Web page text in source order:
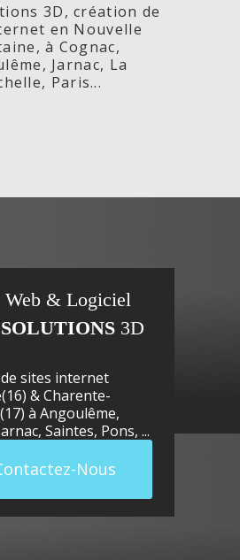
-
3D, création de
en Nouvelle
à Cognac,
Jarnac, La
Paris...
Web & Logiciel
3D
sites internet
& Charente-
à Angoulême,
, Saintes, Pons, ...
Nous